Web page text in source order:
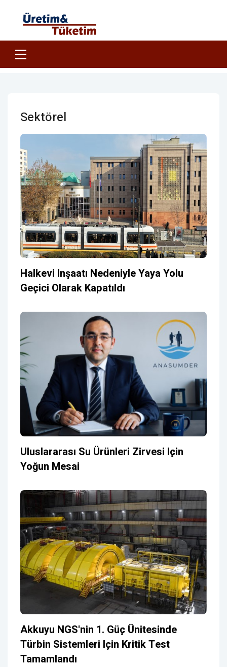
Sektörel
Halkevi Inşaatı Nedeniyle Yaya Yolu
Geçici Olarak Kapatıldı
Uluslararası Su Ürünleri Zirvesi Için
Yoğun Mesai
Akkuyu NGS'nin 1. Güç Ünitesinde
Türbin Sistemleri Için Kritik Test
Tamamlandı